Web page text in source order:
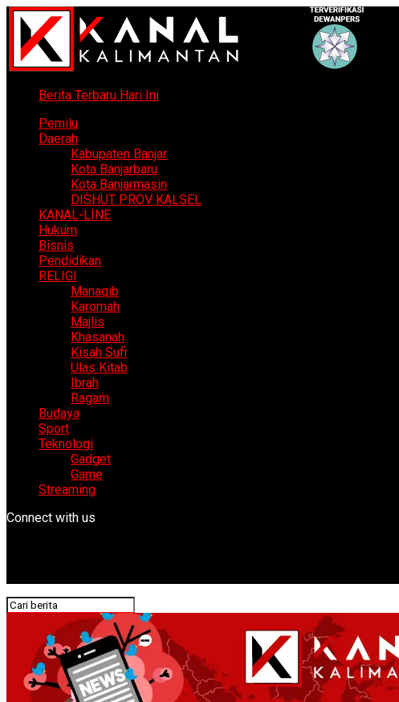
Berita Terbaru Hari Ini
Pemilu
Daerah
Kabupaten Banjar
Kota Banjarbaru
Kota Banjarmasin
DISHUT PROV KALSEL
KANAL-LINE
Hukum
Bisnis
Pendidikan
RELIGI
Manaqib
Karomah
Majlis
Khasanah
Kisah Sufi
Ulas Kitab
Ibrah
Ragam
Budaya
Sport
Teknologi
Gadget
Game
Streaming
Connect with us